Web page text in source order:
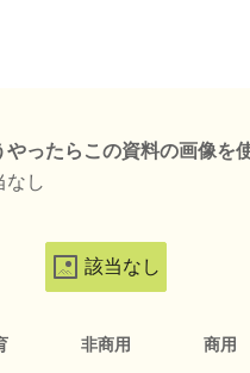
やったらこの資料の画像を
なし
該当なし
非商用 商用